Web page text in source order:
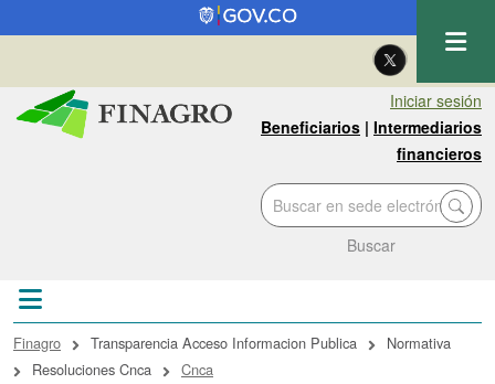
Pasar al contenido principal
| Eng
Iniciar sesión
Beneficiarios | Intermediarios
financieros
Buscar
enlaces de ayuda a la
Finagro Transparencia Acceso Informacion Publica
Normativa
Resoluciones Cnca
Cnca